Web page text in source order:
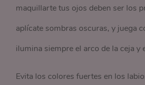
maquillarte tus ojos deben ser los
aplícate sombras oscuras, y juega
ilumina siempre el arco de la ceja y
Evita los colores fuertes en los